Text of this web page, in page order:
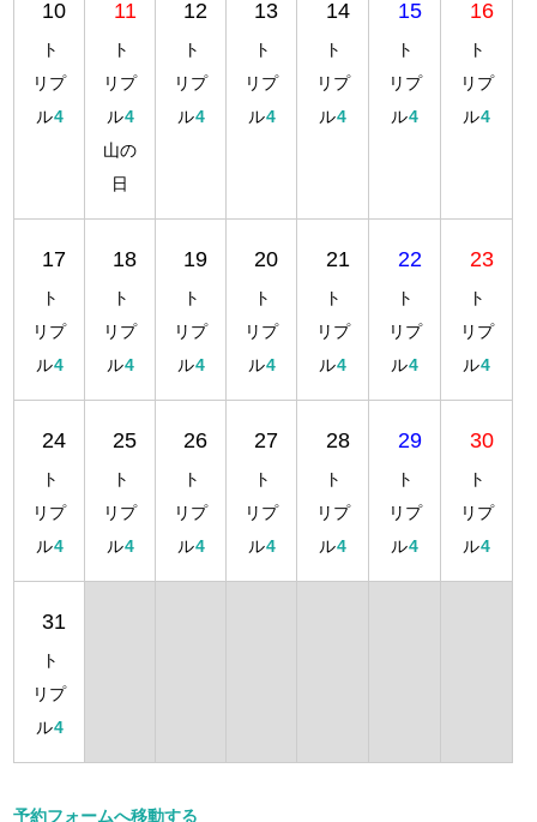
10
ト
リプ
ル4
11
ト
リプ
ル4
山の
日
12
ト
リプ
ル4
13
ト
リプ
ル4
14
ト
リプ
ル4
15
ト
リプ
ル4
16
ト
リプ
ル4
17
ト
リプ
ル4
18
ト
リプ
ル4
19
ト
リプ
ル4
20
ト
リプ
ル4
21
ト
リプ
ル4
22
ト
リプ
ル4
23
ト
リプ
ル4
24
ト
リプ
ル4
25
ト
リプ
ル4
26
ト
リプ
ル4
27
ト
リプ
ル4
28
ト
リプ
ル4
29
ト
リプ
ル4
30
ト
リプ
ル4
31
ト
リプ
ル4
予約フォームへ移動する